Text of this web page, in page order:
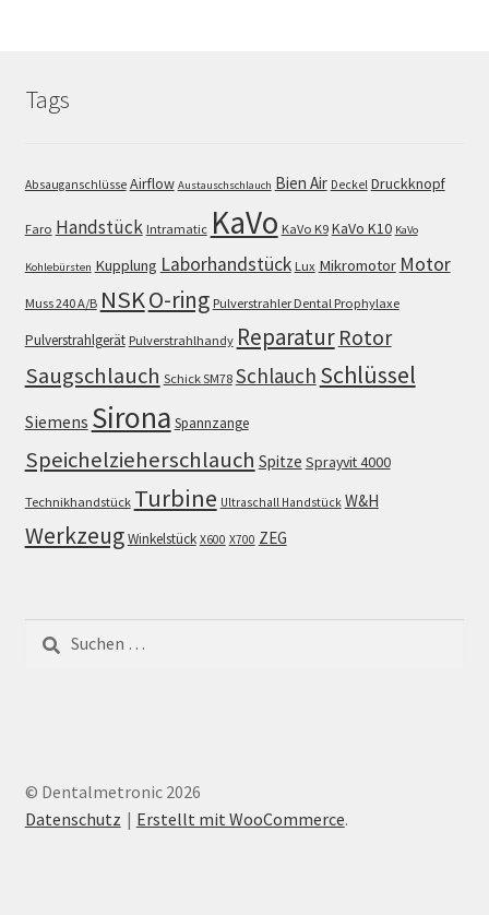
Tags
Absauganschlüsse Airflow Austauschschlauch Bien Air Deckel Druckknopf
Faro Handstück Intramatic KaVo KaVo K9 KaVo K10 KaVo
Kohlebürsten Kupplung Laborhandstück Lux Mikromotor Motor
Muss 240 A/B NSKO-ring Pulverstrahler Dental Prophylaxe
Pulverstrahlgerät Pulverstrahlhandy Reparatur Rotor
Saugschlauch Schick SM78 Schlauch Schlüssel
Siemens Sirona Spannzange
Speichelzieherschlauch Spitze Sprayvit 4000
Technikhandstück Turbine Ultraschall Handstück W&H
WerkzeugWinkelstück X600 X700 ZEG
Suchen
nach:
© Dentalmetronic 2026
Datenschutz
Erstellt mit WooCommerce.